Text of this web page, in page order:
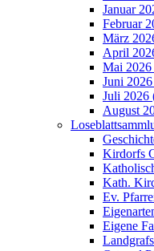
Januar
Februar
März
April
Mai 2026
Juni
Juli 2026
August
Kirdorfs
Kath.
Ev.
Eigene